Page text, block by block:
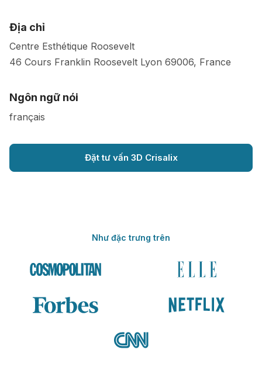
Địa chỉ
Centre Esthétique Roosevelt
46 Cours Franklin Roosevelt Lyon 69006, France
Ngôn ngữ nói
français
Đặt tư vấn 3D Crisalix
Như đặc trưng trên